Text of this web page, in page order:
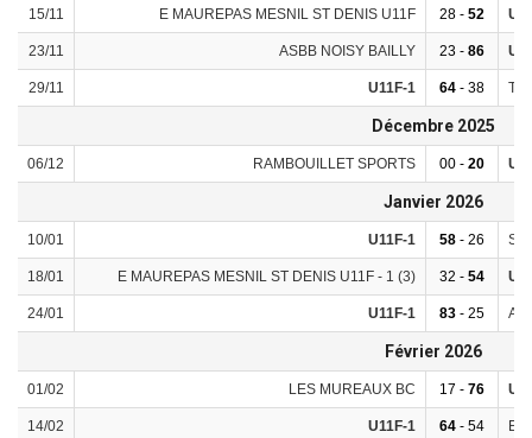
15/11 E MAUREPAS MESNIL ST DENIS U11F 28 - 52
23/11 ASBB NOISY BAILLY 23 - 86
29/11 U11F-1 64 - 38
Décembre 2025
06/12 RAMBOUILLET SPORTS 00 - 20
Janvier 2026
10/01 U11F-1 58 - 26 SO
18/01 E MAUREPAS MESNIL ST DENIS U11F - 1 (3) 32 - 54
24/01 U11F-1 83 - 25
Février 2026
01/02 LES MUREAUX BC 17 - 76
14/02 U11F-1 64 - 54